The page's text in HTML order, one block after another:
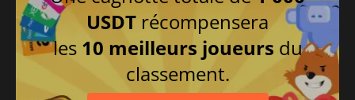
Chinois simplifié
Russe
USDT récompensera
les 10 meilleurs joueurs du
classement.